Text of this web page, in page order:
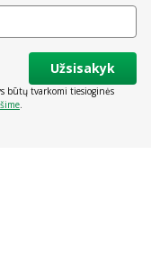
Užsisakyk
būtų tvarkomi tiesioginės
.